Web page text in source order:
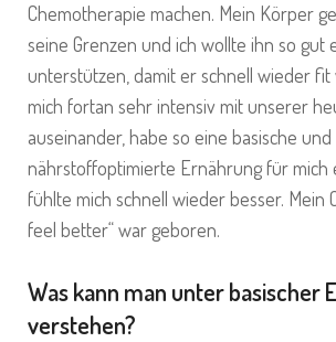
Chemotherapie machen. Mein Körper
seine Grenzen und ich wollte ihn so gut
unterstützen, damit er schnell wieder fit
mich fortan sehr intensiv mit unserer
auseinander, habe so eine basische und
nährstoffoptimierte Ernährung für mich
fühlte mich schnell wieder besser. Mein
feel better“ war geboren.
Was kann man unter basischer
verstehen?